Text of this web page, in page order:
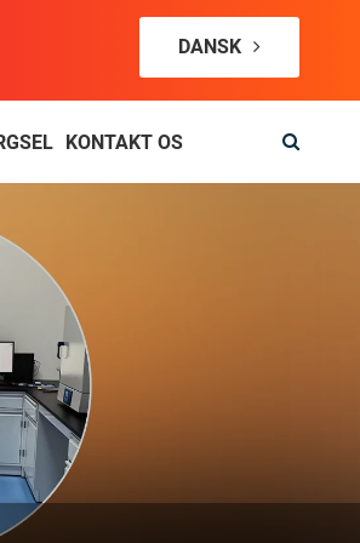
DANSK
KONTAKT OS